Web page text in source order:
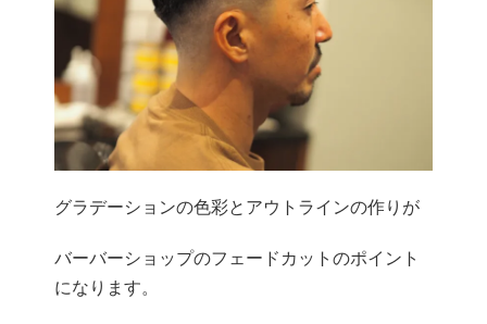
グラデーションの色彩とアウトラインの作りが
バーバーショップのフェードカットのポイント
になります。